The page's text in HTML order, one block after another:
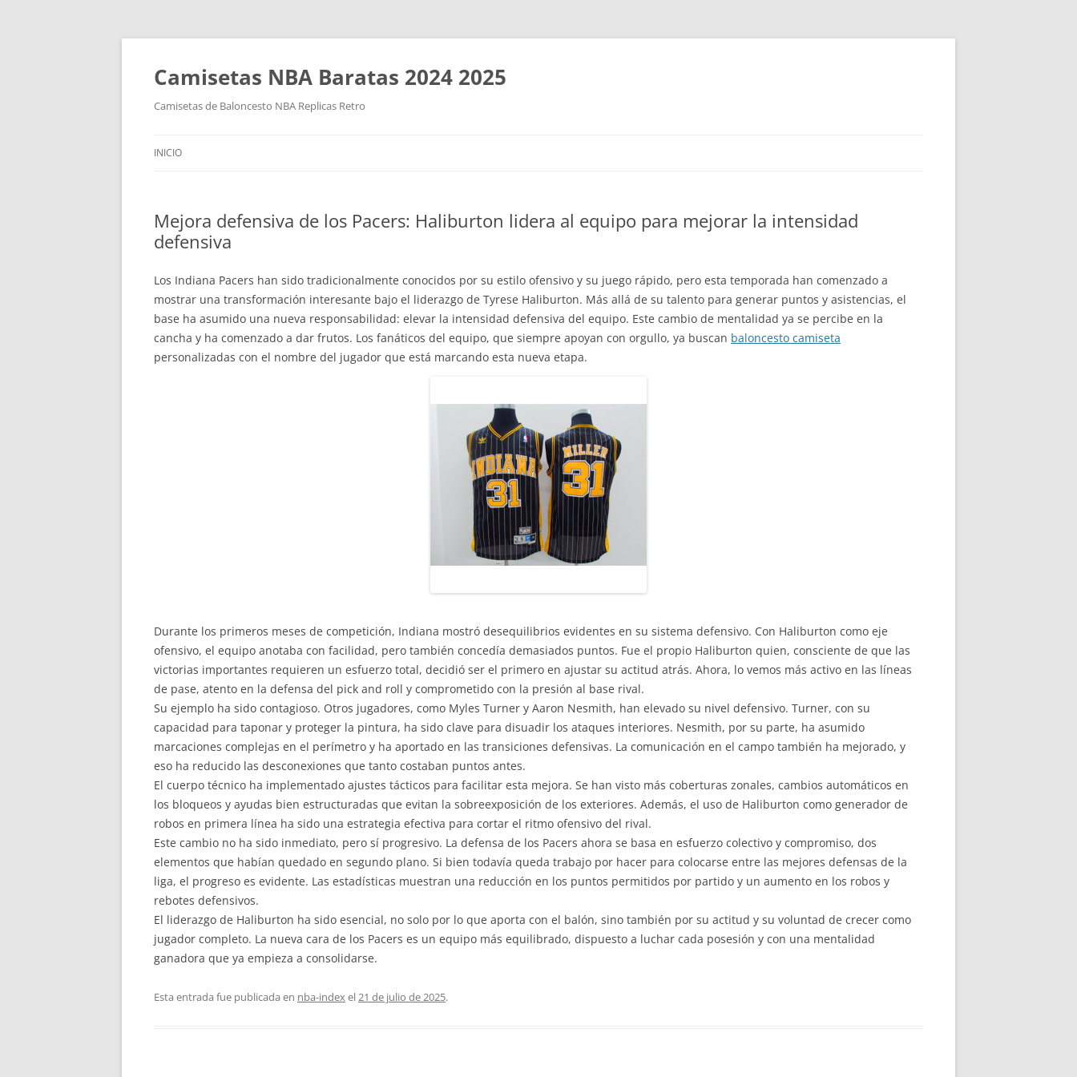
Camisetas NBA Baratas 2024 2025
Camisetas de Baloncesto NBA Replicas Retro
INICIO
Mejora defensiva de los Pacers: Haliburton lidera al equipo para mejorar la intensidad
defensiva
Los Indiana Pacers han sido tradicionalmente conocidos por su estilo ofensivo y su juego rápido, pero esta temporada han comenzado a
mostrar una transformación interesante bajo el liderazgo de Tyrese Haliburton. Más allá de su talento para generar puntos y asistencias, el
base ha asumido una nueva responsabilidad: elevar la intensidad defensiva del equipo. Este cambio de mentalidad ya se percibe en la
cancha y ha comenzado a dar frutos. Los fanáticos del equipo, que siempre apoyan con orgullo, ya buscan baloncesto camiseta
personalizadas con el nombre del jugador que está marcando esta nueva etapa.
Durante los primeros meses de competición, Indiana mostró desequilibrios evidentes en su sistema defensivo. Con Haliburton como eje
ofensivo, el equipo anotaba con facilidad, pero también concedía demasiados puntos. Fue el propio Haliburton quien, consciente de que las
victorias importantes requieren un esfuerzo total, decidió ser el primero en ajustar su actitud atrás. Ahora, lo vemos más activo en las líneas
de pase, atento en la defensa del pick and roll y comprometido con la presión al base rival.
Su ejemplo ha sido contagioso. Otros jugadores, como Myles Turner y Aaron Nesmith, han elevado su nivel defensivo. Turner, con su
capacidad para taponar y proteger la pintura, ha sido clave para disuadir los ataques interiores. Nesmith, por su parte, ha asumido
marcaciones complejas en el perímetro y ha aportado en las transiciones defensivas. La comunicación en el campo también ha mejorado, y
eso ha reducido las desconexiones que tanto costaban puntos antes.
El cuerpo técnico ha implementado ajustes tácticos para facilitar esta mejora. Se han visto más coberturas zonales, cambios automáticos en
los bloqueos y ayudas bien estructuradas que evitan la sobreexposición de los exteriores. Además, el uso de Haliburton como generador de
robos en primera línea ha sido una estrategia efectiva para cortar el ritmo ofensivo del rival.
Este cambio no ha sido inmediato, pero sí progresivo. La defensa de los Pacers ahora se basa en esfuerzo colectivo y compromiso, dos
elementos que habían quedado en segundo plano. Si bien todavía queda trabajo por hacer para colocarse entre las mejores defensas de la
liga, el progreso es evidente. Las estadísticas muestran una reducción en los puntos permitidos por partido y un aumento en los robos y
rebotes defensivos.
El liderazgo de Haliburton ha sido esencial, no solo por lo que aporta con el balón, sino también por su actitud y su voluntad de crecer como
jugador completo. La nueva cara de los Pacers es un equipo más equilibrado, dispuesto a luchar cada posesión y con una mentalidad
ganadora que ya empieza a consolidarse.
Esta entrada fue publicada en nba-indexel21 de julio de 2025.